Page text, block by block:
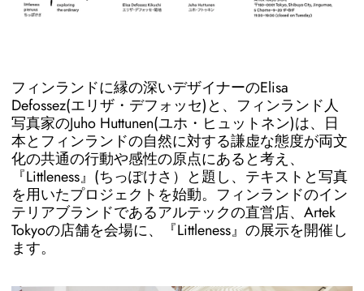
フィンランドに縁の深いデザイナーのElisa
Defossez(エリザ・デフォッセ)と、フィンランド人
写真家のJuho Huttunen(ユホ・ヒュットネン)は、日
本とフィンランドの自然に対する謙虚な態度が両文
化の共通の行動や感性の原点にあると考え、
『Littleness』(ちっぽけさ）と題し、テキストと写真
を用いたプロジェクトを始動。フィンランドのイン
テリアブランドであるアルテックの直営店、Artek
Tokyoの店舗を会場に、『Littleness』の展示を開催し
ます。